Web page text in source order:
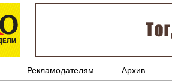
Рекламодателям Архив